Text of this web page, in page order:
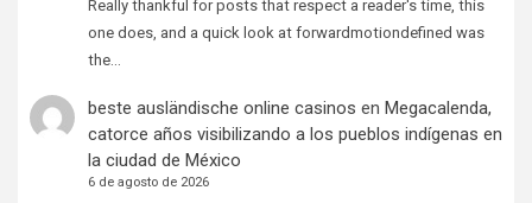
Really thankful for posts that respect a reader's time, this
one does, and a quick look at forwardmotiondefined was
the…
beste ausländische online casinos en Megacalenda,
catorce años visibilizando a los pueblos indígenas en
la ciudad de México
6 de agosto de 2026